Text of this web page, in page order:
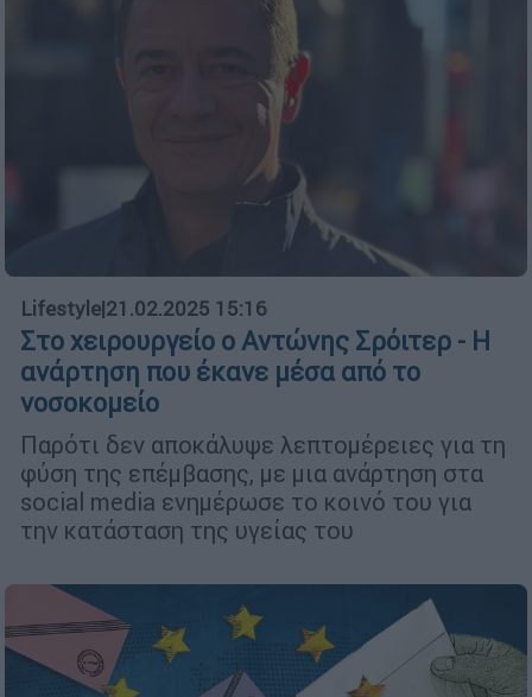
Lifestyle|21.02.2025 15:16
Στο χειρουργείο ο Αντώνης Σρόιτερ - Η
ανάρτηση που έκανε μέσα από το
νοσοκομείο
Παρότι δεν αποκάλυψε λεπτομέρειες για τη
φύση της επέμβασης, με μια ανάρτηση στα
social media ενημέρωσε το κοινό του για
την κατάσταση της υγείας του